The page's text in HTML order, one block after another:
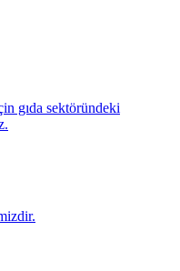
gıda sektöründeki